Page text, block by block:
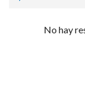
No hay